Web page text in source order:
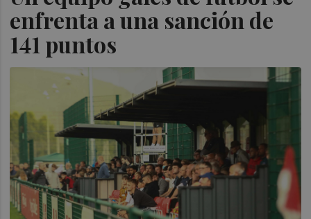
enfrenta a una sanción de
141 puntos